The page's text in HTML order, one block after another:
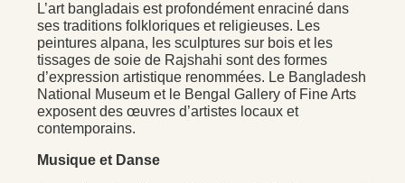
L’art bangladais est profondément enraciné dans
ses traditions folkloriques et religieuses. Les
peintures alpana, les sculptures sur bois et les
tissages de soie de Rajshahi sont des formes
d’expression artistique renommées. Le Bangladesh
National Museum et le Bengal Gallery of Fine Arts
exposent des œuvres d’artistes locaux et
contemporains.
Musique et Danse